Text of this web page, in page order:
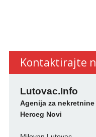
Kontaktirajte
Lutovac.Info
Agenija za nekretnine
Herceg Novi